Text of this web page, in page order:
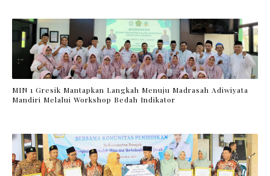
MIN 1 Gresik Mantapkan Langkah Menuju Madrasah Adiwiyata
Mandiri Melalui Workshop Bedah Indikator